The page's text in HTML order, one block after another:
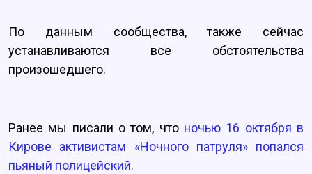
По данным сообщества, также сейчас
устанавливаются все обстоятельства
произошедшего.
Ранее мы писали о том, что ночью 16 октября в
Кирове активистам «Ночного патруля» попался
пьяный полицейский.